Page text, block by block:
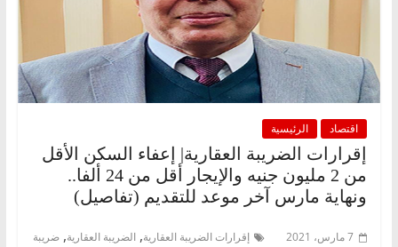
اقتصاد الرئيسية
إقرارات الضريبة العقارية| إعفاء السكن الأقل
من 2 مليون جنيه والإيجار أقل من 24 ألفا..
ونهاية مارس آخر موعد للتقديم (تفاصيل)
7 مارس، 2021 إقرارات الضريبة العقارية, الضريبة العقارية, ضريبة